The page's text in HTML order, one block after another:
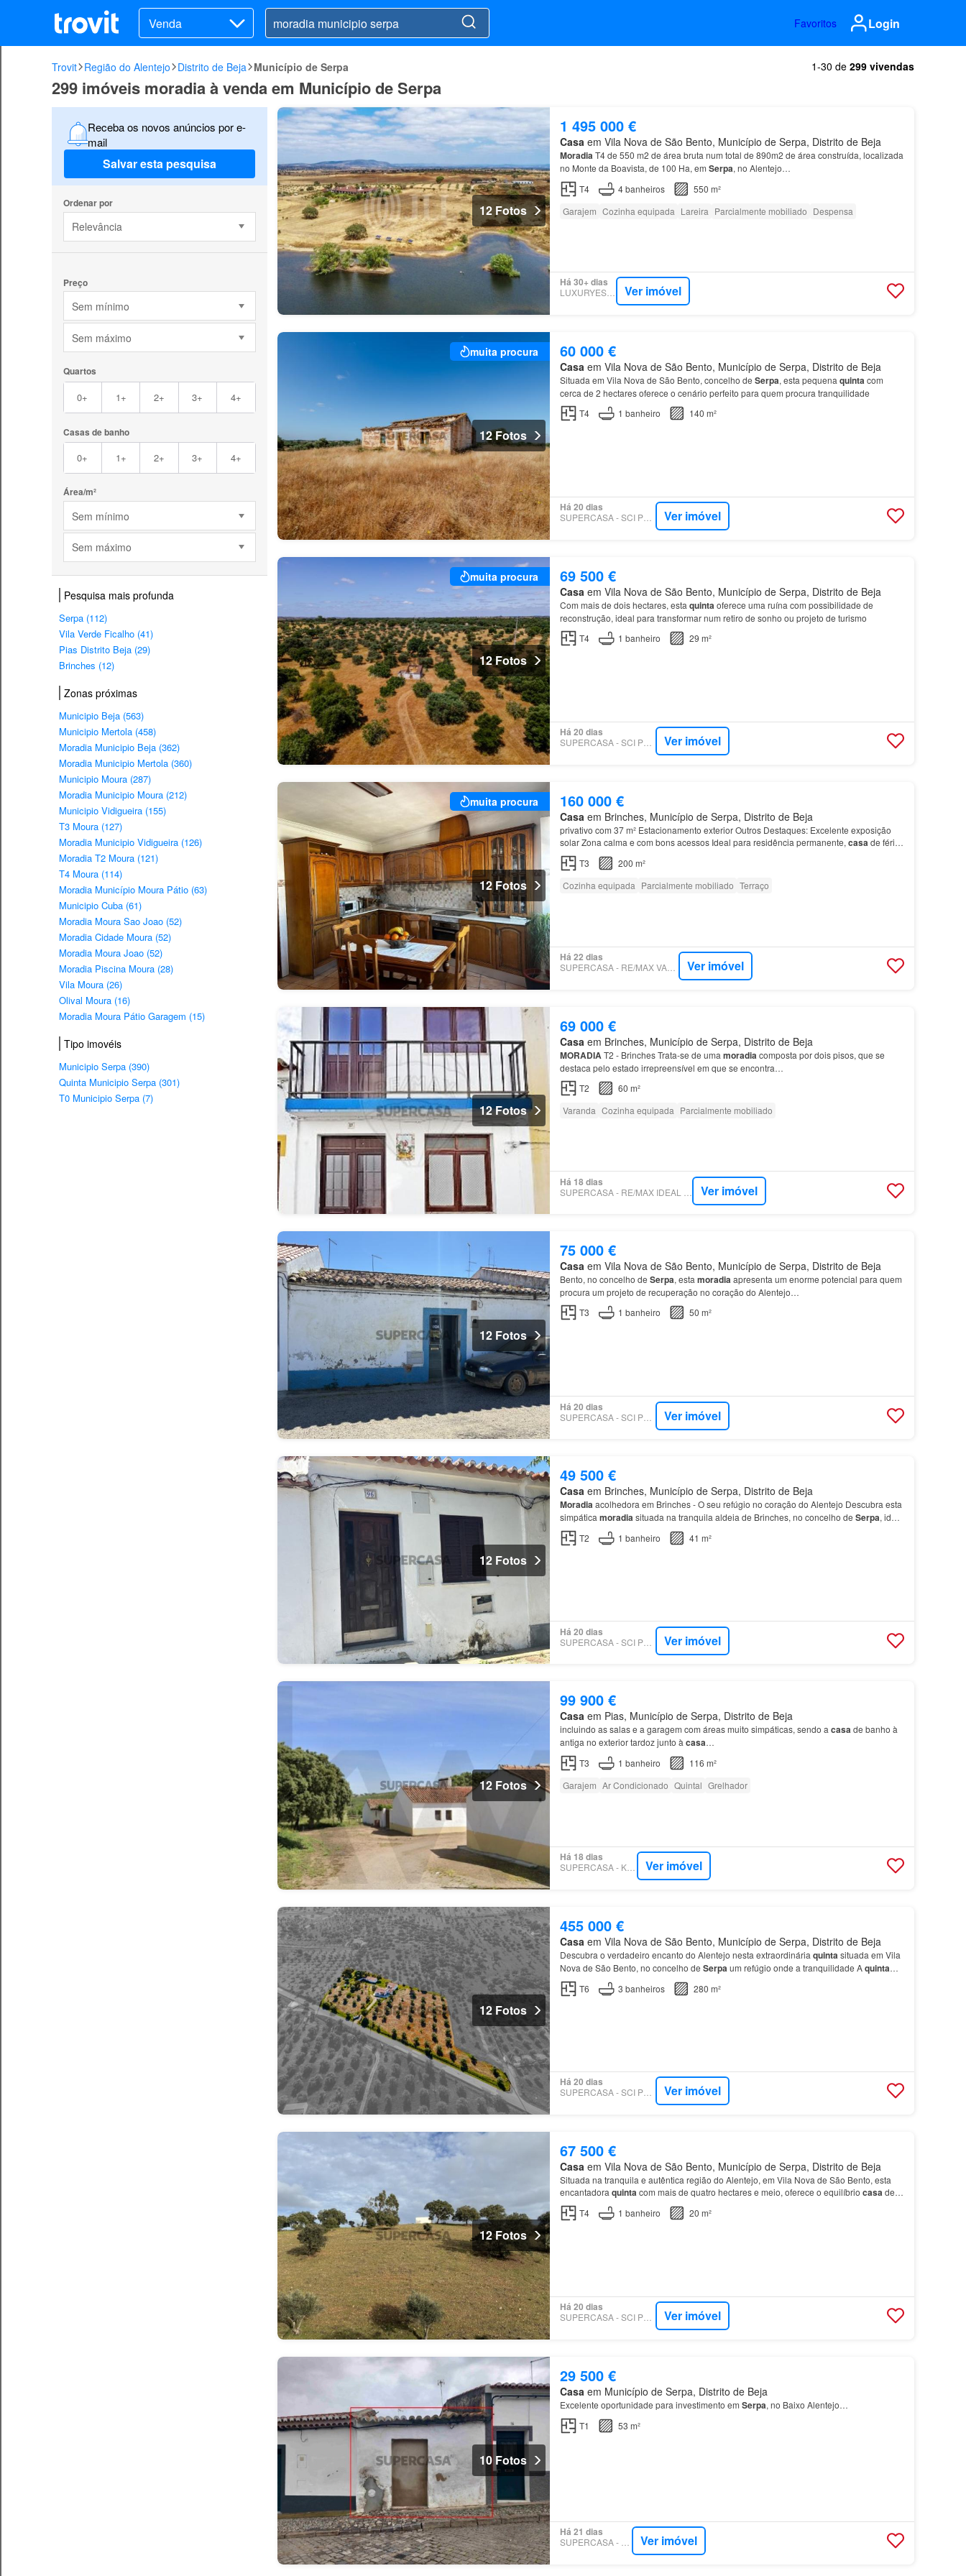
Venda Favoritos Login
Trovit Região do Alentejo Distrito de Beja Município de Serpa 1-30 de 299 vivendas
299 imóveis moradia à venda em Município de Serpa
Receba os novos anúncios por e-
mail
Salvar esta pesquisa
Ordenar por
Relevância
Preço
Sem mínimo
Sem máximo
Quartos
0+ 1+ 2+ 3+ 4+
Casas de banho
0+ 1+ 2+ 3+ 4+
Área/m²
Sem mínimo
Sem máximo
Pesquisa mais profunda
Serpa (112)
Vila Verde Ficalho (41)
Pias Distrito Beja (29)
Brinches (12)
Zonas próximas
Municipio Beja (563)
Municipio Mertola (458)
Moradia Municipio Beja (362)
Moradia Municipio Mertola (360)
Municipio Moura (287)
Moradia Municipio Moura (212)
Municipio Vidigueira (155)
T3 Moura (127)
Moradia Municipio Vidigueira (126)
Moradia T2 Moura (121)
T4 Moura (114)
Moradia Município Moura Pátio (63)
Municipio Cuba (61)
Moradia Moura Sao Joao (52)
Moradia Cidade Moura (52)
Moradia Moura Joao (52)
Moradia Piscina Moura (28)
Vila Moura (26)
Olival Moura (16)
Moradia Moura Pátio Garagem (15)
Tipo imovéis
Municipio Serpa (390)
Quinta Municipio Serpa (301)
T0 Municipio Serpa (7)
12 Fotos
1 495 000 €
Casaem Vila Nova de São Bento, Município de Serpa, Distrito de Beja
MoradiaT4 de 550 m2 de área bruta num total de 890m2 de área construída, localizada
no Monte da Boavista, de 100 Ha, em Serpa, no Alentejo…
T4
4banheiros
550 m²
Garajem Cozinha equipada Lareira Parcialmente mobiliado Despensa
Há 30+ dias
LUXURYESTATE Ver imóvel
muita procura
12 Fotos
60 000 €
Casa em Vila Nova de São Bento, Município de Serpa, Distrito de Beja
Situada em Vila Nova de São Bento, concelho de Serpa, esta pequena quintacom
cerca de 2 hectares oferece o cenário perfeito para quem procura tranquilidade
T4
1 banheiro 140 m²
Há 20 dias
SUPERCASA - SCI PROPERTIES Ver imóvel
muita procura
12 Fotos
69 500 €
Casa em Vila Nova de São Bento, Município de Serpa, Distrito de Beja
Com mais de dois hectares, esta quintaoferece uma ruína com possibilidade de
reconstrução, ideal para transformar num retiro de sonho ou projeto de turismo
T4
1 banheiro 29 m²
Há 20 dias
SUPERCASA - SCI PROPERTIES Ver imóvel
muita procura
12 Fotos
160 000 €
Casa em Brinches, Município de Serpa, Distrito de Beja
privativo com 37 m² Estacionamento exterior Outros Destaques: Excelente exposição
solar Zona calma e com bons acessos Ideal para residência permanente, casade férias
ou investimento turístico Proximidade a comércio local, se…
T3
200 m²
Cozinha equipada Parcialmente mobiliado Terraço
Há 22 dias
SUPERCASA - RE/MAX VANTAGEM MARKET Ver imóvel
12 Fotos
69 000 €
Casa em Brinches, Município de Serpa, Distrito de Beja
MORADIAT2 - Brinches Trata-se de uma moradiacomposta por dois pisos, que se
destaca pelo estado irrepreensível em que se encontra…
T2
60 m²
Varanda Cozinha equipada Parcialmente mobiliado
Há 18 dias
Ver imóvel
12 Fotos
75 000 €
Casaem Vila Nova de São Bento, Município de Serpa, Distrito de Beja
Bento, no concelho de Serpa, esta moradiaapresenta um enorme potencial para quem
procura um projeto de recuperação no coração do Alentejo…
T3
1 banheiro 50 m²
Há 20 dias
SUPERCASA - SCI PROPERTIES Ver imóvel
12 Fotos
49 500 €
Casaem Brinches, Município de Serpa, Distrito de Beja
Moradiaacolhedora em Brinches - O seu refúgio no coração do Alentejo Descubra esta
simpática moradiasituada na tranquila aldeia de Brinches, no concelho de Serpa, ideal
para quem procura qualidade de vida, sossego e autenti…
T2 1 banheiro 41 m²
Há 20 dias
SUPERCASA - SCI PROPERTIES Ver imóvel
12 Fotos
99 900 €
Casaem Pias, Município de Serpa, Distrito de Beja
incluindo as salas e a garagem com áreas muito simpáticas, sendo a casade banho à
antiga no exterior tardoz junto à casa…
T3
1 banheiro
116 m²
Garajem Ar Condicionado Quintal Grelhador
Há 18 dias
SUPERCASA - KW LEAD Ver imóvel
12 Fotos
455 000 €
Casa em Vila Nova de São Bento, Município de Serpa, Distrito de Beja
Descubra o verdadeiro encanto do Alentejo nesta extraordinária quintasituada em Vila
Nova de São Bento, no concelho de Serpaum refúgio onde a tranquilidade Aquinta
está equipada com eletricidade da rede, furo com tratament…
T6 3 banheiros 280 m²
Há 20 dias
SUPERCASA - SCI PROPERTIES Ver imóvel
12 Fotos
67 500 €
Casa em Vila Nova de São Bento, Município de Serpa, Distrito de Beja
Situada na tranquila e autêntica região do Alentejo, em Vila Nova de São Bento, esta
encantadora quintacom mais de quatro hectares e meio, oferece o equilíbrio casade
campo.
T4 1 banheiro 20 m²
Há 20 dias
SUPERCASA - SCI PROPERTIES Ver imóvel
10 Fotos
29 500 €
Casa em Município de Serpa, Distrito de Beja
Excelente oportunidade para investimento em Serpa, no Baixo Alentejo…
T1
53 m²
Há 21 dias
Ver imóvel